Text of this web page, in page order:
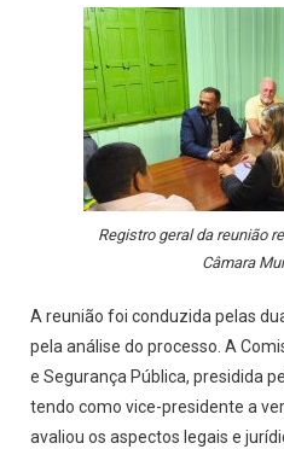
Registro geral da reunião
Câmara
A reunião foi conduzida pelas
pela análise do processo. A
e Segurança Pública, presidida
tendo como vice-presidente a
avaliou os aspectos legais e